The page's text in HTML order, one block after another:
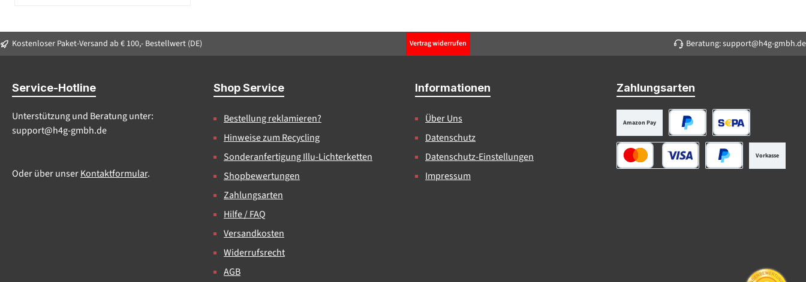
Kostenloser Paket-Versand ab € 100,- Bestellwert (DE) Vertrag widerrufen Beratung: support@h4g-gmbh.de
Service-Hotline
Unterstützung und Beratung unter:
support@h4g-gmbh.de
Oder über unserKontaktformular.
Shop Service
Bestellung reklamieren?
Hinweise zum Recycling
Sonderanfertigung Illu-Lichterketten
Shopbewertungen
Zahlungsarten
Hilfe / FAQ
Versandkosten
Widerrufsrecht
AGB
Informationen
Über Uns
Datenschutz
Datenschutz-Einstellungen
Impressum
Zahlungsarten
Vorkasse
Amazon Pay
PayPal SEPA Lastschrift